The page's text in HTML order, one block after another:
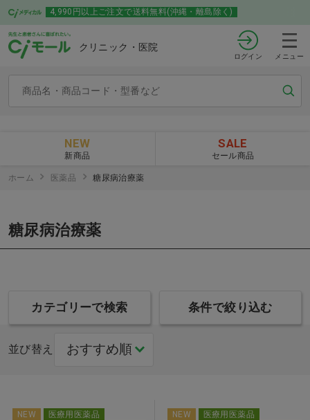
4,990円以上ご注文で送料無料(沖縄・離島除く)
クリニック・医院
ログイン メニュー
NEW
新商品
SALE
セール商品
ホーム 医薬品 糖尿病治療薬
糖尿病治療薬
カテゴリーで検索 条件で絞り込む
並び替え
NEW 医療用医薬品 NEW 医療用医薬品